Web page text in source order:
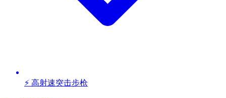
⚡ 高射速突击步枪